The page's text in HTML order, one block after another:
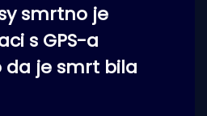
smrtno je
s GPS-a
je smrt bila